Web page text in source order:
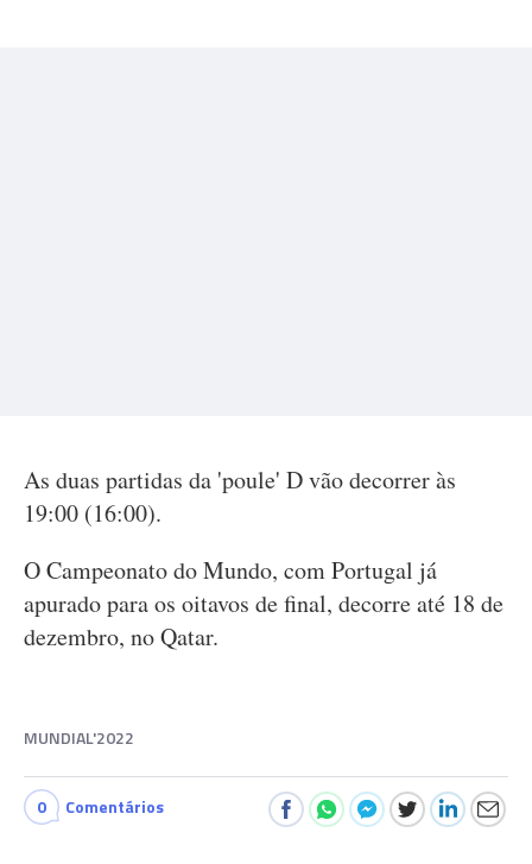
As duas partidas da 'poule' D vão decorrer às
19:00 (16:00).
O Campeonato do Mundo, com Portugal já
apurado para os oitavos de final, decorre até 18 de
dezembro, no Qatar.
MUNDIAL'2022
0 Comentários